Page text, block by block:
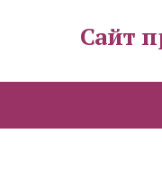
Сайт